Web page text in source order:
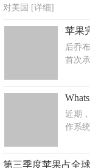
对美国 [详细]
苹果
后乔
首次
近期
作系
第三季度苹果占全